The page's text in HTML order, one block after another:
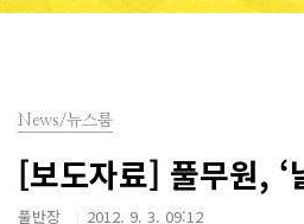
News/뉴스룸
[보도자료] 풀무원, ‘
풀반장 2012. 9. 3. 09:12